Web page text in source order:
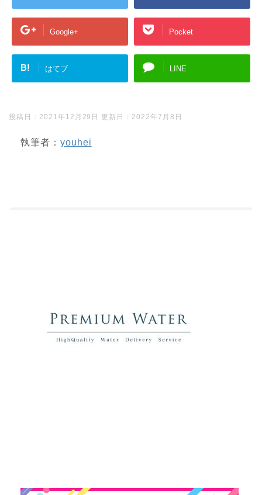
Google+ Pocket
B! はてブ LINE
投稿日：2021年12月29日 更新日：2022年7月8日
執筆者： youhei